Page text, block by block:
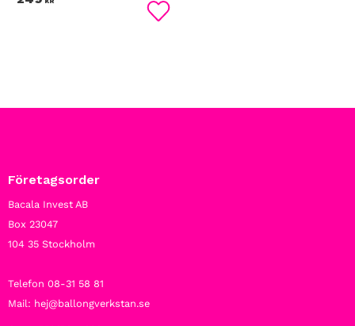
Lägg till i favoriter
Företagsorder
Bacala Invest AB
Box 23047
104 35 Stockholm
Telefon 08-31 58 81
Mail: hej@ballongverkstan.se